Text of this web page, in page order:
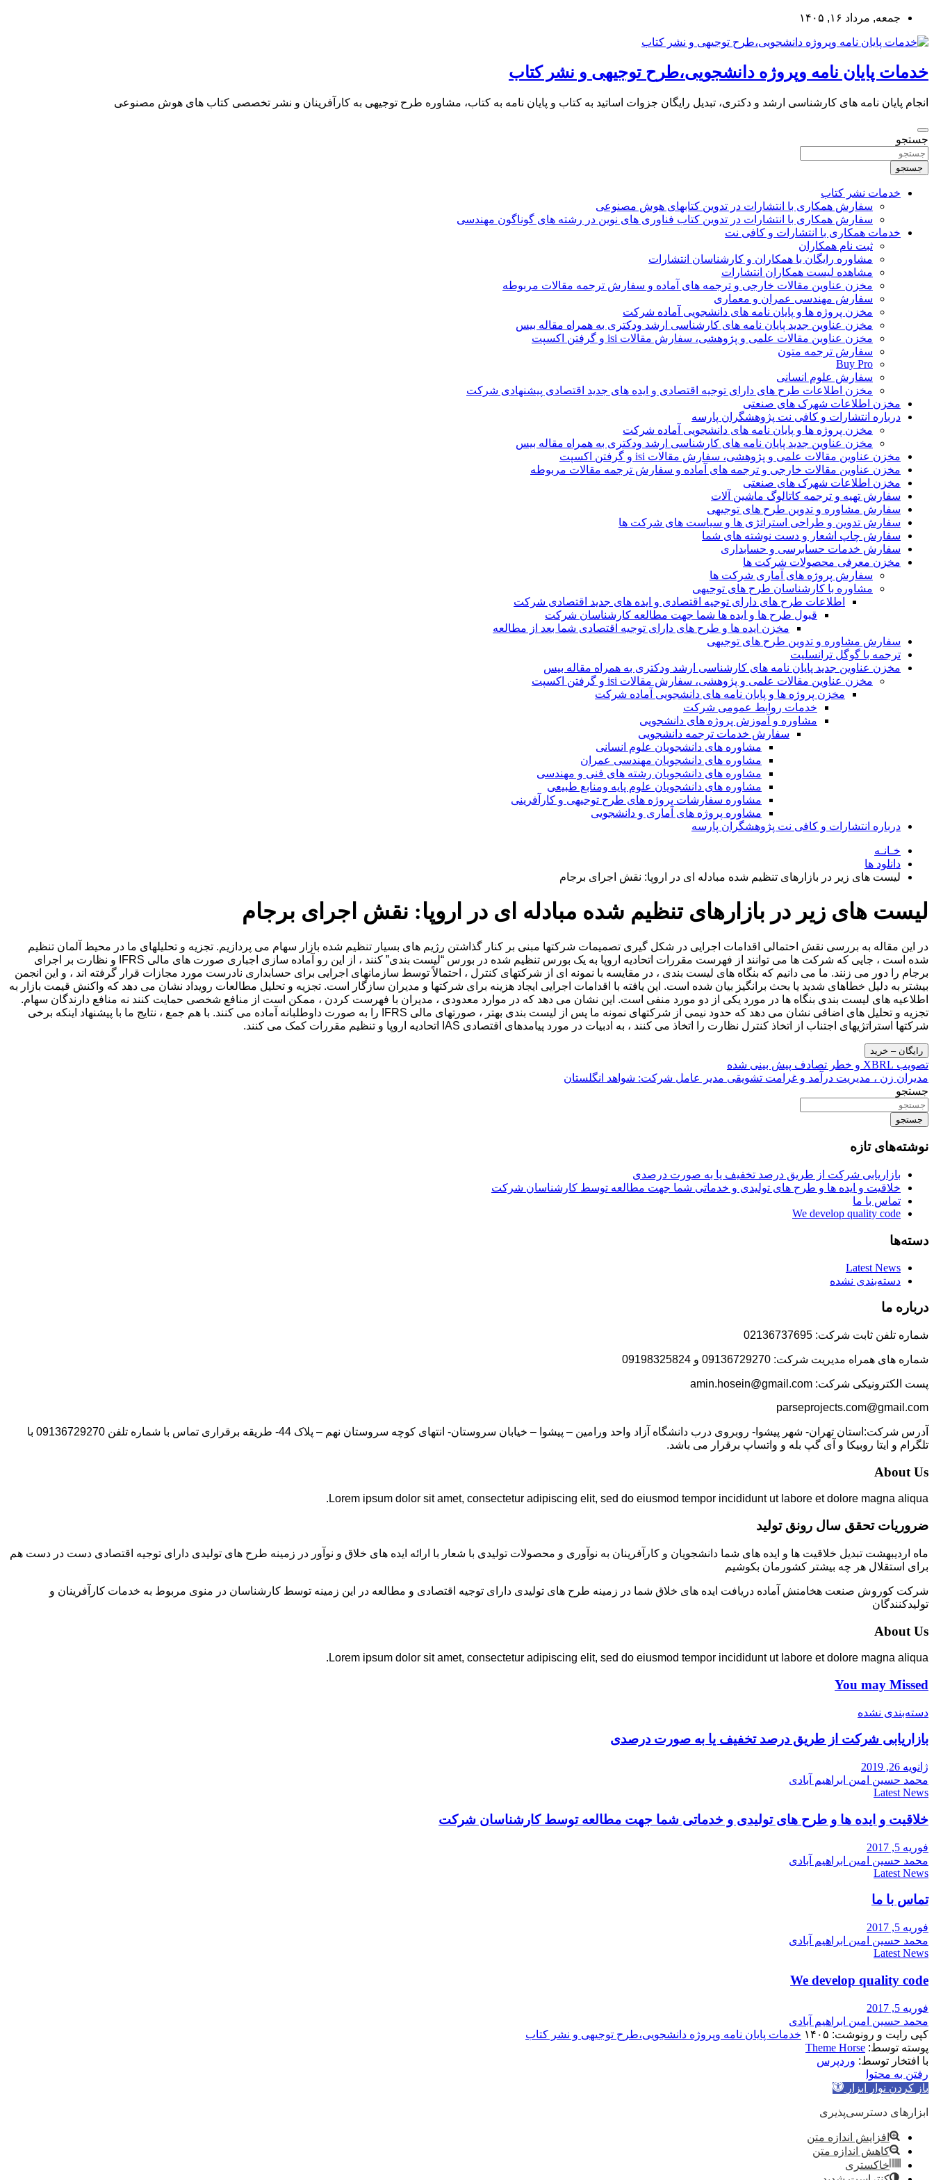
بروید
جمعه, مرداد ۱۶, ۱۴۰۵
خدمات پایان نامه وپروژه دانشجویی،طرح توجیهی و نشر کتاب
انجام پایان نامه های کارشناسی ارشد و دکتری، تبدیل رایگان جزوات اساتید به کتاب و پایان نامه به کتاب، مشاوره طرح توجیهی به کارآفرینان و نشر تخصصی کتاب های هوش مصنوعی
جستجو
جستجو
خدمات نشر کتاب
سفارش همکاری با انتشارات در تدوین کتابهای هوش مصنوعی
سفارش همکاری با انتشارات در تدوین کتاب فناوری های نوین در رشته های گوناگون مهندسی
خدمات همکاری با انتشارات و کافی نت
ثبت نام همکاران
مشاوره رایگان با همکاران و کارشناسان انتشارات
مشاهده لیست همکاران انتشارات
مخزن عناوین مقالات خارجی و ترجمه های آماده و سفارش ترجمه مقالات مربوطه
سفارش مهندسی عمران و معماری
مخزن پروژه ها و پایان نامه های دانشجویی آماده شرکت
مخزن عناوین جدید پایان نامه های کارشناسی ارشد ودکتری به همراه مقاله بیس
مخزن عناوین مقالات علمی و پژوهشی، سفارش مقالات isi و گرفتن اکسپت
سفارش ترجمه متون
Buy Pro
سفارش علوم انسانی
مخزن اطلاعات طرح های دارای توجیه اقتصادی و ایده های جدید اقتصادی پیشنهادی شرکت
مخزن اطلاعات شهرک های صنعتی
درباره انتشارات و کافی نت پژوهشگران پارسه
مخزن پروژه ها و پایان نامه های دانشجویی آماده شرکت
مخزن عناوین جدید پایان نامه های کارشناسی ارشد ودکتری به همراه مقاله بیس
مخزن عناوین مقالات علمی و پژوهشی، سفارش مقالات isi و گرفتن اکسپت
مخزن عناوین مقالات خارجی و ترجمه های آماده و سفارش ترجمه مقالات مربوطه
مخزن اطلاعات شهرک های صنعتی
سفارش تهیه و ترجمه کاتالوگ ماشین آلات
سفارش مشاوره و تدوین طرح های توجیهی
سفارش تدوین و طراحی استراتژی ها و سیاست های شرکت ها
سفارش چاپ اشعار و دست نوشته های شما
سفارش خدمات حسابرسی و حسابداری
مخزن معرفی محصولات شرکت ها
سفارش پروژه های آماری شرکت ها
مشاوره با کارشناسان طرح های توجیهی
اطلاعات طرح های دارای توجیه اقتصادی و ایده های جدید اقتصادی شرکت
قبول طرح ها و ایده ها شما جهت مطالعه کارشناسان شرکت
مخزن ایده ها و طرح های دارای توجیه اقتصادی شما بعد از مطالعه
سفارش مشاوره و تدوین طرح های توجیهی
ترجمه با گوگل ترانسلیت
مخزن عناوین جدید پایان نامه های کارشناسی ارشد ودکتری به همراه مقاله بیس
مخزن عناوین مقالات علمی و پژوهشی، سفارش مقالات isi و گرفتن اکسپت
مخزن پروژه ها و پایان نامه های دانشجویی آماده شرکت
خدمات روابط عمومی شرکت
مشاوره و آموزش پروژه های دانشجویی
سفارش خدمات ترجمه دانشجویی
مشاوره های دانشجویان علوم انسانی
مشاوره های دانشجویان مهندسی عمران
مشاوره های دانشجویان رشته های فنی و مهندسی
مشاوره های دانشجویان علوم پایه ومنابع طبیعی
مشاوره سفارشات پروژه های طرح توجیهی و کارآفرینی
مشاوره پروژه های آماری و دانشجویی
درباره انتشارات و کافی نت پژوهشگران پارسه
خـانـه
دانلود ها
لیست های زیر در بازارهای تنظیم شده مبادله ای در اروپا: نقش اجرای برجام
لیست های زیر در بازارهای تنظیم شده مبادله ای در اروپا: نقش اجرای برجام
در این مقاله به بررسی نقش احتمالی اقدامات اجرایی در شکل گیری تصمیمات شرکتها مبنی بر کنار گذاشتن رژیم های بسیار تنظیم شده بازار سهام می پردازیم. تجزیه و تحلیلهای ما در محیط آلمان تنظیم
شده است ، جایی که شرکت ها می توانند از فهرست مقررات اتحادیه اروپا به یک بورس تنظیم شده در بورس “لیست بندی” کنند ، از این رو آماده سازی اجباری صورت های مالی IFRS و نظارت بر اجرای
برجام را دور می زنند. ما می دانیم که بنگاه های لیست بندی ، در مقایسه با نمونه ای از شرکتهای کنترل ، احتمالاً توسط سازمانهای اجرایی برای حسابداری نادرست مورد مجازات قرار گرفته اند ، و این انجمن
بیشتر به دلیل خطاهای شدید یا بحث برانگیز بیان شده است. این یافته با اقدامات اجرایی ایجاد هزینه برای شرکتها و مدیران سازگار است. تجزیه و تحلیل مطالعات رویداد نشان می دهد که واکنش قیمت بازار به
اطلاعیه های لیست بندی بنگاه ها در مورد یکی از دو مورد منفی است. این نشان می دهد که در موارد معدودی ، مدیران با فهرست کردن ، ممکن است از منافع شخصی حمایت کنند نه منافع دارندگان سهام.
تجزیه و تحلیل های اضافی نشان می دهد که حدود نیمی از شرکتهای نمونه ما پس از لیست بندی بهتر ، صورتهای مالی IFRS را به صورت داوطلبانه آماده می کنند. با هم جمع ، نتایج ما با پیشنهاد اینکه برخی
شرکتها استراتژیهای اجتناب از اتخاذ کنترل نظارت را اتخاذ می کنند ، به ادبیات در مورد پیامدهای اقتصادی IAS اتحادیه اروپا و تنظیم مقررات کمک می کنند.
رایگان – خرید
راهبری
نوشته
تصویب XBRL و خطر تصادف پیش بینی شده
مدیران زن ، مدیریت درآمد و غرامت تشویقی مدیر عامل شرکت: شواهد انگلستان
جستجو
جستجو
نوشته‌های تازه
بازاریابی شرکت از طریق درصد تخفیف یا به صورت درصدی
خلاقیت و ایده ها و طرح های تولیدی و خدماتی شما جهت مطالعه توسط کارشناسان شرکت
تماس با ما
We develop quality code
دسته‌ها
Latest News
دسته‌بندی نشده
درباره ما
شماره تلفن ثابت شرکت: 02136737695
شماره های همراه مدیریت شرکت: 09136729270 و 09198325824
پست الکترونیکی شرکت: amin.hosein@gmail.com
parseprojects.com@gmail.com
آدرس شرکت:استان تهران- شهر پیشوا- روبروی درب دانشگاه آزاد واحد ورامین – پیشوا – خیابان سروستان- انتهای کوچه سروستان نهم – پلاک 44- طریقه برقراری تماس با شماره تلفن 09136729270 با
تلگرام و ایتا روبیکا و آی گپ بله و واتساپ برقرار می باشد.
About Us
Lorem ipsum dolor sit amet, consectetur adipiscing elit, sed do eiusmod tempor incididunt ut labore et dolore magna aliqua.
ضروریات تحقق سال رونق تولید
ماه اردیبهشت تبدیل خلاقیت ها و ایده های شما دانشجویان و کارآفرینان به نوآوری و محصولات تولیدی با شعار با ارائه ایده های خلاق و نوآور در زمینه طرح های تولیدی دارای توجیه اقتصادی دست در دست هم
برای استقلال هر چه بیشتر کشورمان بکوشیم
شرکت کوروش صنعت هخامنش آماده دریافت ایده های خلاق شما در زمینه طرح های تولیدی دارای توجیه اقتصادی و مطالعه در این زمینه توسط کارشناسان در منوی مربوط به خدمات کارآفرینان و
تولیدکنندگان
About Us
Lorem ipsum dolor sit amet, consectetur adipiscing elit, sed do eiusmod tempor incididunt ut labore et dolore magna aliqua.
You may Missed
دسته‌بندی نشده
بازاریابی شرکت از طریق درصد تخفیف یا به صورت درصدی
ژانویه 26, 2019
محمد حسین امین ابراهیم آبادی
Latest News
خلاقیت و ایده ها و طرح های تولیدی و خدماتی شما جهت مطالعه توسط کارشناسان شرکت
فوریه 5, 2017
محمد حسین امین ابراهیم آبادی
Latest News
تماس با ما
فوریه 5, 2017
محمد حسین امین ابراهیم آبادی
Latest News
We develop quality code
فوریه 5, 2017
محمد حسین امین ابراهیم آبادی
کپی رایت و رونوشت: ۱۴۰۵
خدمات پایان نامه وپروژه دانشجویی،طرح توجیهی و نشر کتاب
پوسته توسط: Theme Horse
با افتخار توسط: وردپرس
رفتن به محتوا
باز کردن نوار ابزار
ابزارهای دسترسی‌پذیری
افزایش اندازه متن
کاهش اندازه متن
خاکستری